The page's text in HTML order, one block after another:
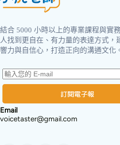
結合 5000 小時以上的專業課程與實
人找到更自在、有力量的表達方式，
響力與自信心，打造正向的溝通文化
訂閱電子報
Email
voicetaster@gmail.com